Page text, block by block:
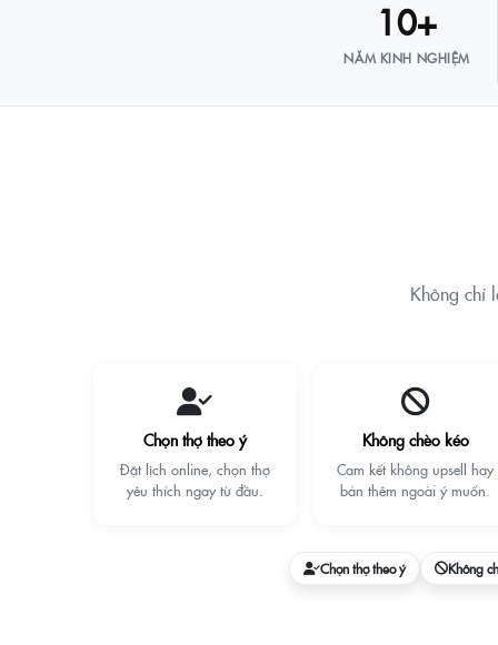
10+
NĂM KINH NGHIỆM
Không chỉ
Chọn thợ theo ý
Đặt lịch online, chọn thợ
yêu thích ngay từ đầu.
Không chèo kéo
Cam kết không upsell hay
bán thêm ngoài ý muốn.
Chọn thợ theo ý Không